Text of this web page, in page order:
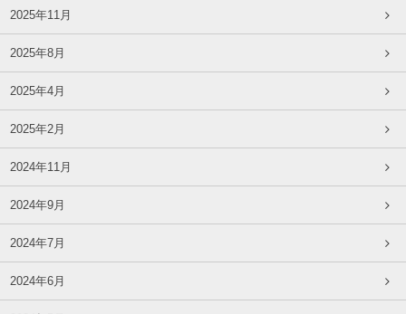
2025年11月
2025年8月
2025年4月
2025年2月
2024年11月
2024年9月
2024年7月
2024年6月